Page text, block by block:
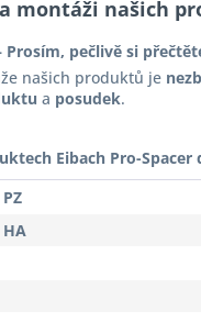
montáži našich
pečlivě si
našich produktů je
a posudek.
Eibach Pro-